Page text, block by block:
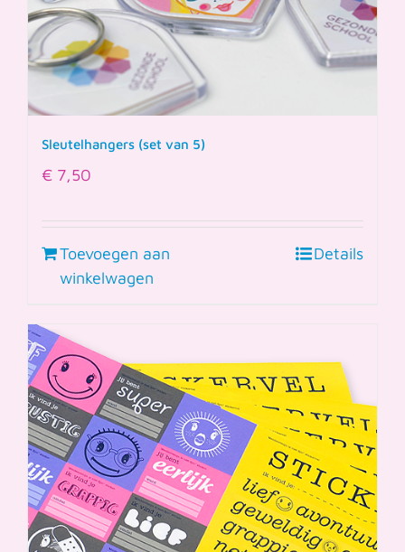
Sleutelhangers (set van 5)
€ 7,50
Toevoegen aan
winkelwagen
Details